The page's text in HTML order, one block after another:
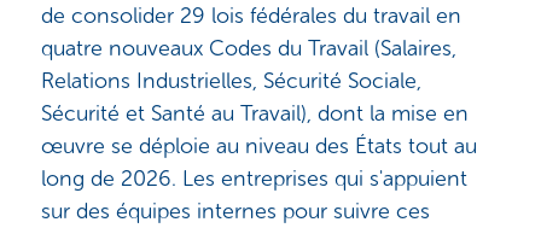
de consolider 29 lois fédérales du travail en
quatre nouveaux Codes du Travail (Salaires,
Relations Industrielles, Sécurité Sociale,
Sécurité et Santé au Travail), dont la mise en
œuvre se déploie au niveau des États tout au
long de 2026. Les entreprises qui s'appuient
sur des équipes internes pour suivre ces